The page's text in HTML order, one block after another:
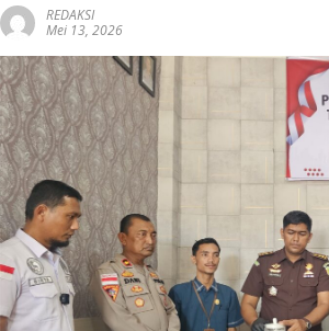
REDAKSI
Mei 13, 2026